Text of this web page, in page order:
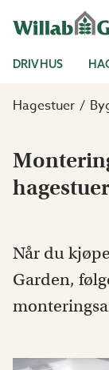
DRIVHUS
Hagestuer
hagestuer
Når du
Garden,